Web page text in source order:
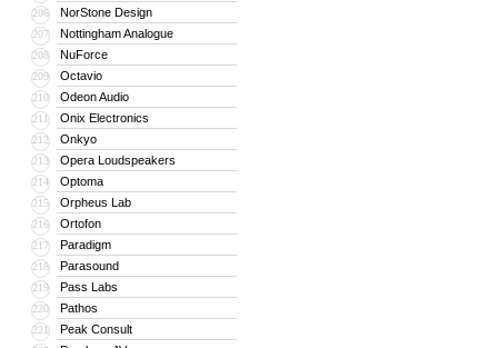
206 NorStone Design
207 Nottingham Analogue
208 NuForce
209 Octavio
210 Odeon Audio
211 Onix Electronics
212 Onkyo
213 Opera Loudspeakers
214 Optoma
215 Orpheus Lab
216 Ortofon
217 Paradigm
218 Parasound
219 Pass Labs
220 Pathos
221 Peak Consult